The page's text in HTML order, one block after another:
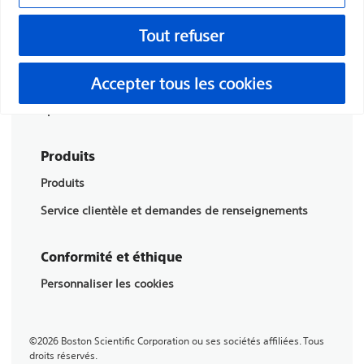
vies grâce à des solutions médicales innovantes qui
améliorent la santé des patients dans le monde entier.
Professionnels
Produits
Produits
Service clientèle et demandes de renseignements
Conformité et éthique
Personnaliser les cookies
©2026 Boston Scientific Corporation ou ses sociétés affiliées. Tous
droits réservés.
Tout refuser
Accepter tous les cookies